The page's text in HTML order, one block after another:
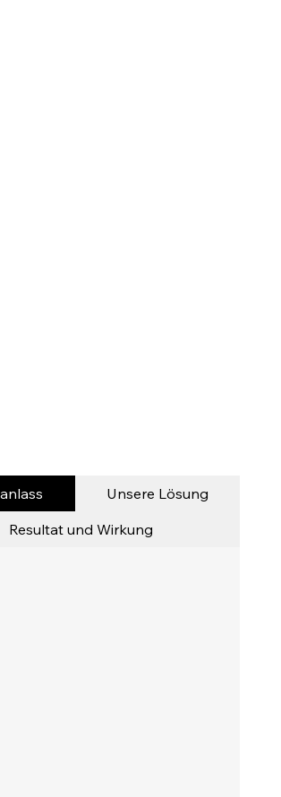
Unsere Lösung
Resultat und Wirkung